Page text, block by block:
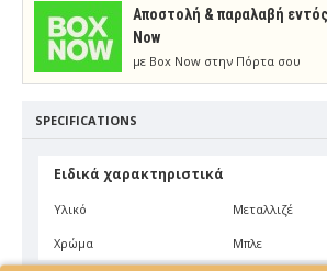
Aποστολή & παραλαβή
Now
με Box Now στην Πόρτα σου
SPECIFICATIONS
Ειδικά χαρακτηριστικά
Υλικό Μεταλλιζέ
Χρώμα Μπλε